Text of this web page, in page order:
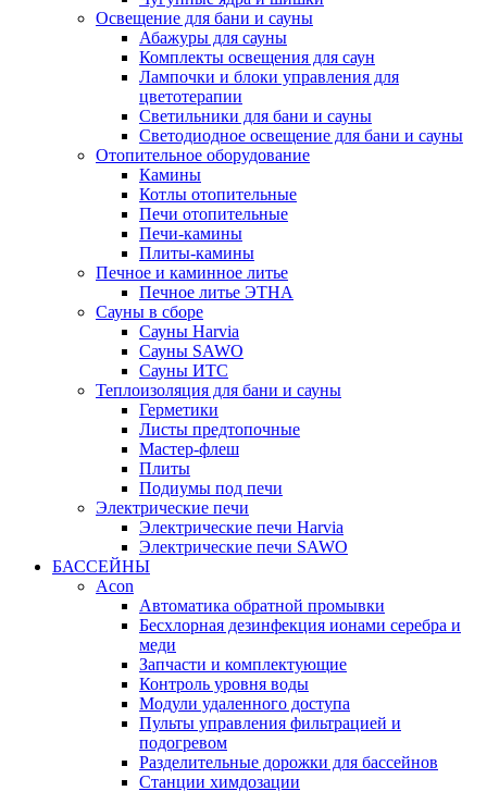
Освещение для бани и сауны
Абажуры для сауны
Комплекты освещения для саун
Лампочки и блоки управления для
цветотерапии
Светильники для бани и сауны
Светодиодное освещение для бани и сауны
Отопительное оборудование
Камины
Котлы отопительные
Печи отопительные
Печи-камины
Плиты-камины
Печное и каминное литье
Печное литье ЭТНА
Сауны в сборе
Cауны Harvia
Сауны SAWO
Сауны ИТС
Теплоизоляция для бани и сауны
Герметики
Листы предтопочные
Мастер-флеш
Плиты
Подиумы под печи
Электрические печи
Электрические печи Harvia
Электрические печи SAWO
БАССЕЙНЫ
Acon
Автоматика обратной промывки
Беcхлорная дезинфекция ионами серебра и
меди
Запчасти и комплектующие
Контроль уровня воды
Модули удаленного доступа
Пульты управления фильтрацией и
подогревом
Разделительные дорожки для бассейнов
Станции химдозации